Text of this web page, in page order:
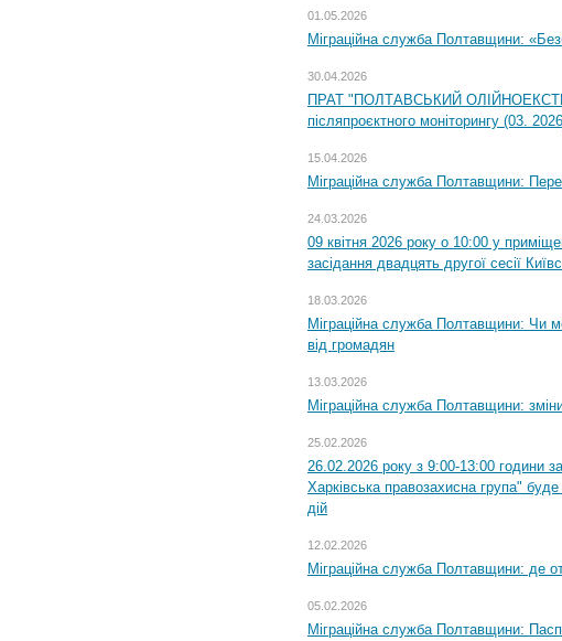
01.05.2026
Міграційна служба Полтавщини:
30.04.2026
ПРАТ "ПОЛТАВСЬКИЙ
післяпроєктного моніторингу (03.
15.04.2026
Міграційна служба Полтавщини:
24.03.2026
09 квітня 2026 року о 10:00 у
засідання двадцять другої сесії
18.03.2026
Міграційна служба Полтавщини: Чи
від громадян
13.03.2026
Міграційна служба Полтавщини:
25.02.2026
26.02.2026 року з 9:00-13:00 години
Харківська правозахисна група"
дій
12.02.2026
Міграційна служба Полтавщини: де
05.02.2026
Міграційна служба Полтавщини: